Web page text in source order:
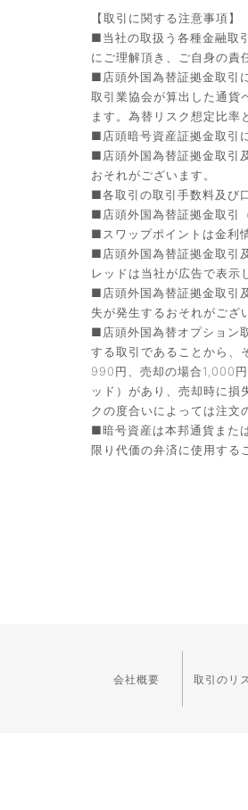
【取引に関する注意事項】
■当社の取扱う各種金融取
にご理解頂き、ご自身の責
■店頭外国為替証拠金取引
取引業協会が算出した通貨
ます。為替リスク想定比
■店頭暗号資産証拠金取引
■店頭外国為替証拠金取引
おそれがございます。
■各取引の取引手数料及び
■店頭外国為替証拠金取引
■スワップポイントは金利
■店頭外国為替証拠金取引
レッドは当社が広告で表
■店頭外国為替証拠金取引
失が発生するおそれがござ
■店頭外国為替オプション
する取引であることから、
990円、売却の場合1,000
ッド）があり、売却時に
クの度合いによっては注文
■暗号資産は本邦通貨また
限り代価の弁済に使用する
会社概要 取引のリ